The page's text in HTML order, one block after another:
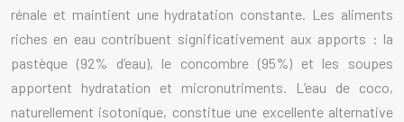
rénale et maintient une hydratation constante. Les aliments
riches en eau contribuent significativement aux apports : la
pastèque (92% d’eau), le concombre (95%) et les soupes
apportent hydratation et micronutriments. L’eau de coco,
naturellement isotonique, constitue une excellente alternative